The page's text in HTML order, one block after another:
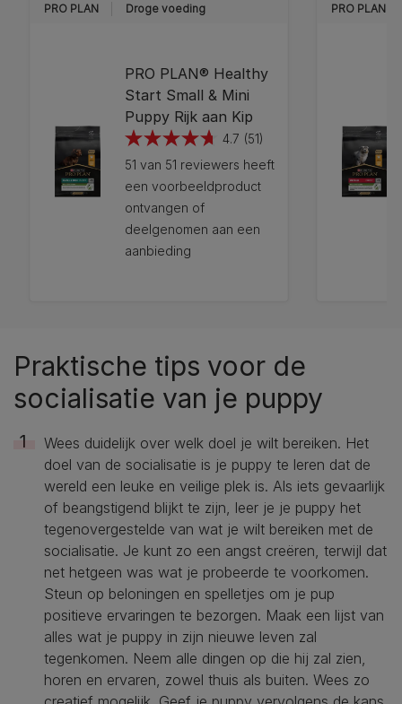
PRO PLAN Droge voeding
PRO PLAN® Healthy
Start Small & Mini
Puppy Rijk aan Kip
4.7 (51)
4.7
van
de
5
sterren.
51
51 van 51 reviewers heeft
een voorbeeldproduct
ontvangen of
deelgenomen aan een
aanbieding
PRO PLAN
Praktische tips voor de
socialisatie van je puppy
Wees duidelijk over welk doel je wilt bereiken. Het
doel van de socialisatie is je puppy te leren dat de
wereld een leuke en veilige plek is. Als iets gevaarlijk
of beangstigend blijkt te zijn, leer je je puppy het
tegenovergestelde van wat je wilt bereiken met de
socialisatie. Je kunt zo een angst creëren, terwijl dat
net hetgeen was wat je probeerde te voorkomen.
Steun op beloningen en spelletjes om je pup
positieve ervaringen te bezorgen. Maak een lijst van
alles wat je puppy in zijn nieuwe leven zal
tegenkomen. Neem alle dingen op die hij zal zien,
horen en ervaren, zowel thuis als buiten. Wees zo